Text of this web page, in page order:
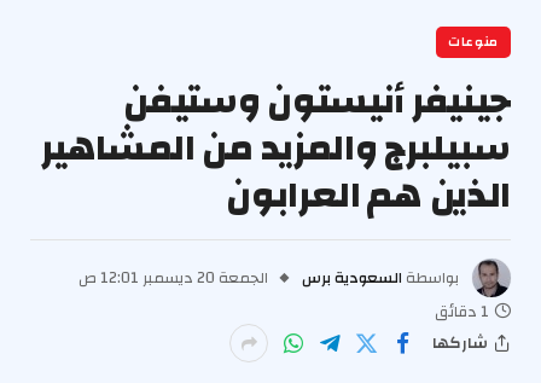
منوعات
جينيفر أنيستون وستيفن
سبيلبرج والمزيد من المشاهير
الذين هم العرابون
بواسطة السعودية برس
الجمعة 20 ديسمبر 12:01 ص
1 دقائق
شاركها